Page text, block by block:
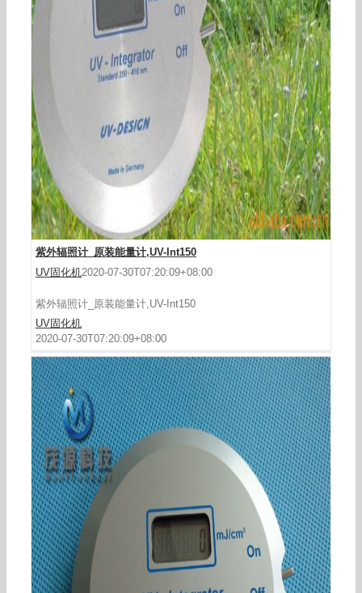
紫外辐照计_原装能量计,UV-Int150
UV固化机2020-07-30T07:20:09+08:00
紫外辐照计_原装能量计,UV-Int150
UV固化机
2020-07-30T07:20:09+08:00
int150uv能量计_int150uv能量计、20年辉煌、品
质保证、值得信赖!